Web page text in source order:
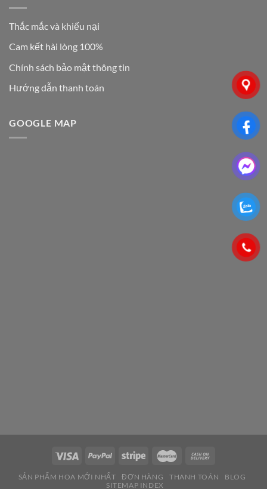
Thắc mắc và khiếu nại
Cam kết hài lòng 100%
Chính sách bảo mật thông tin
Hướng dẫn thanh toán
GOOGLE MAP
SẢN PHẨM HOA MỚI NHẤT ĐƠN HÀNG THANH TOÁN
BLOG
SITEMAP INDEX